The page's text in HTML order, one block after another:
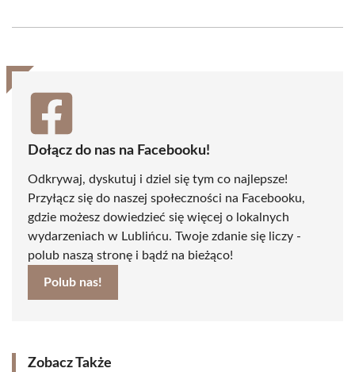
(Twitter)
Dołącz do nas na Facebooku!
Odkrywaj, dyskutuj i dziel się tym co najlepsze!
Przyłącz się do naszej społeczności na Facebooku,
gdzie możesz dowiedzieć się więcej o lokalnych
wydarzeniach w Lublińcu. Twoje zdanie się liczy -
polub naszą stronę i bądź na bieżąco!
Polub nas!
Zobacz Także